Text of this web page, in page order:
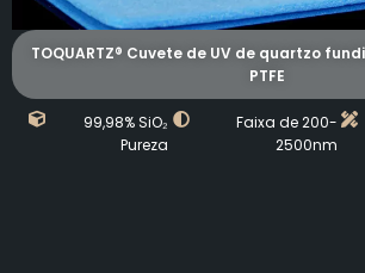
TOQUARTZ® Cuvete de UV de quartzo
PTFE
99,98% SiO₂
Pureza
Faixa de 200-
2500nm